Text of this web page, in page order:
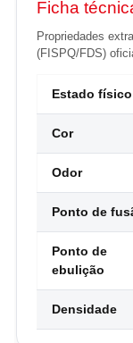
Ficha
Propriedades
(FISPQ/FDS)
Estado físico
Cor
Odor
Ponto de
Ponto de
ebulição
Densidade